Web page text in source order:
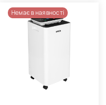
Немає в наявності